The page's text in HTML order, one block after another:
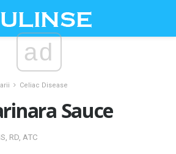
ad
Celiac Disease
Sauce
RD, ATC